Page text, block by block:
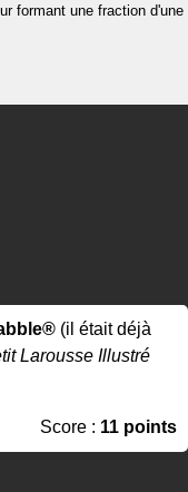
formant une fraction d'une
(il était déjà
Larousse Illustré
Score : 11 points